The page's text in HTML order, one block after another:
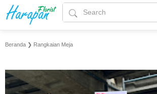
Beranda ❯ Rangkaian Meja